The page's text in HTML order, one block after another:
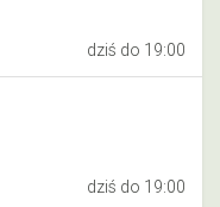
dziś do 19:00
dziś do 19:00